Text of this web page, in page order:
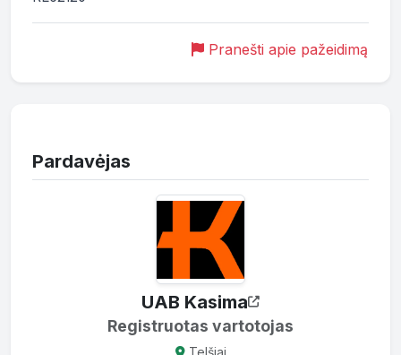
Pranešti apie pažeidimą
Pardavėjas
UAB Kasima
Registruotas vartotojas